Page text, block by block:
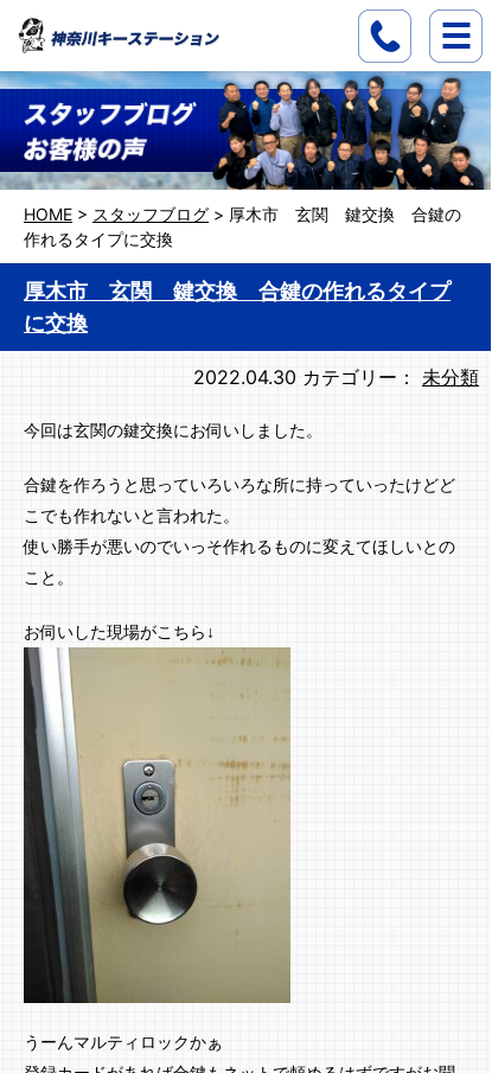
HOME > スタッフブログ > 厚木市 玄関 鍵交換 合鍵の
作れるタイプに交換
厚木市 玄関 鍵交換 合鍵の作れるタイプ
に交換
2022.04.30 カテゴリー： 未分類
今回は玄関の鍵交換にお伺いしました。
合鍵を作ろうと思っていろいろな所に持っていったけどど
こでも作れないと言われた。
使い勝手が悪いのでいっそ作れるものに変えてほしいとの
こと。
お伺いした現場がこちら↓
うーんマルティロックかぁ